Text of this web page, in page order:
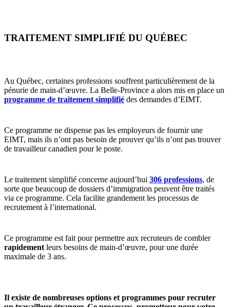
TRAITEMENT SIMPLIFIÉ DU QUÉBEC
Au Québec, certaines professions souffrent particulièrement de la
pénurie de main-d’œuvre. La Belle-Province a alors mis en place un
programme de traitement simplifié des demandes d’EIMT.
Ce programme ne dispense pas les employeurs de fournir une
EIMT, mais ils n’ont pas besoin de prouver qu’ils n’ont pas trouver
de travailleur canadien pour le poste.
Le traitement simplifié concerne aujourd’hui 306 professions, de
sorte que beaucoup de dossiers d’immigration peuvent être traités
via ce programme. Cela facilite grandement les processus de
recrutement à l’international.
Ce programme est fait pour permettre aux recruteurs de combler
rapidement leurs besoins de main-d’œuvre, pour une durée
maximale de 3 ans.
Il existe de nombreuses options et programmes pour recruter